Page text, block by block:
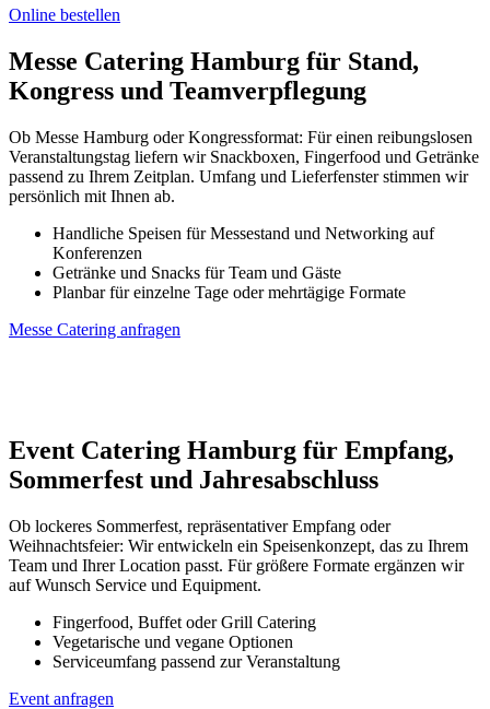
Online bestellen
Messe Catering Hamburg für Stand,
Kongress und Teamverpflegung
Ob Messe Hamburg oder Kongressformat: Für einen reibungslosen
Veranstaltungstag liefern wir Snackboxen, Fingerfood und Getränke
passend zu Ihrem Zeitplan. Umfang und Lieferfenster stimmen wir
persönlich mit Ihnen ab.
Handliche Speisen für Messestand und Networking auf
Konferenzen
Getränke und Snacks für Team und Gäste
Planbar für einzelne Tage oder mehrtägige Formate
Messe Catering anfragen
Event Catering Hamburg für Empfang,
Sommerfest und Jahresabschluss
Ob lockeres Sommerfest, repräsentativer Empfang oder
Weihnachtsfeier: Wir entwickeln ein Speisenkonzept, das zu Ihrem
Team und Ihrer Location passt. Für größere Formate ergänzen wir
auf Wunsch Service und Equipment.
Fingerfood, Buffet oder Grill Catering
Vegetarische und vegane Optionen
Serviceumfang passend zur Veranstaltung
Event anfragen